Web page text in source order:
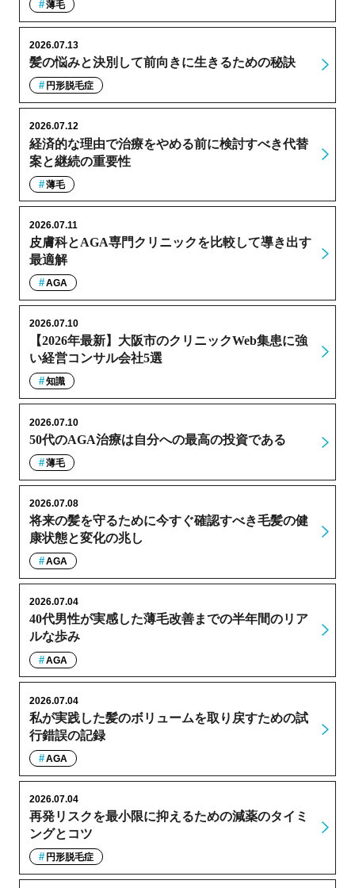
薄毛
髪の悩みと決別して前向きに生きるための秘訣
2026.07.13
円形脱毛症
経済的な理由で治療をやめる前に検討すべき代替
案と継続の重要性
2026.07.12
薄毛
皮膚科とAGA専門クリニックを比較して導き出す
最適解
2026.07.11
AGA
【2026年最新】大阪市のクリニックWeb集患に強
い経営コンサル会社5選
2026.07.10
知識
50代のAGA治療は自分への最高の投資である
2026.07.10
薄毛
将来の髪を守るために今すぐ確認すべき毛髪の健
康状態と変化の兆し
2026.07.08
AGA
40代男性が実感した薄毛改善までの半年間のリア
ルな歩み
2026.07.04
AGA
私が実践した髪のボリュームを取り戻すための試
行錯誤の記録
2026.07.04
AGA
再発リスクを最小限に抑えるための減薬のタイミ
ングとコツ
2026.07.04
円形脱毛症